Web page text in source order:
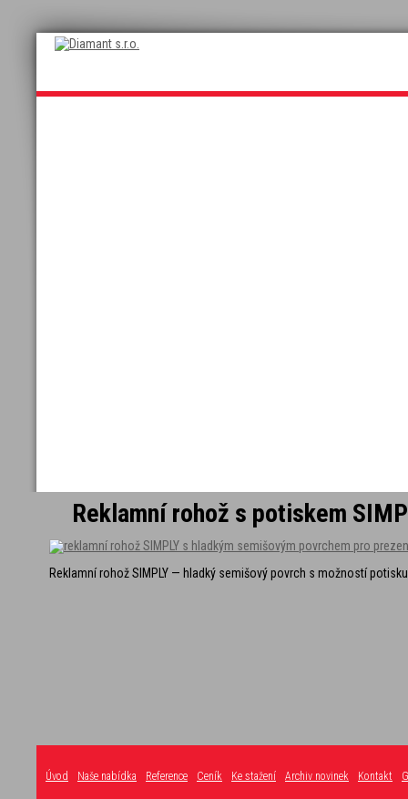
Reklamní rohož s potiskem
Reklamní rohož SIMPLY — hladký semišový povrch s možností
Úvod Naše nabídka Reference Ceník Ke stažení Archiv novinek Kontakt